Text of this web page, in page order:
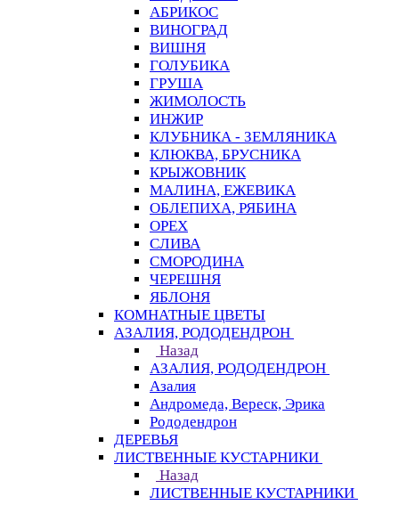
АБРИКОС
ВИНОГРАД
ВИШНЯ
ГОЛУБИКА
ГРУША
ЖИМОЛОСТЬ
ИНЖИР
КЛУБНИКА - ЗЕМЛЯНИКА
КЛЮКВА, БРУСНИКА
КРЫЖОВНИК
МАЛИНА, ЕЖЕВИКА
ОБЛЕПИХА, РЯБИНА
ОРЕХ
СЛИВА
СМОРОДИНА
ЧЕРЕШНЯ
ЯБЛОНЯ
КОМНАТНЫЕ ЦВЕТЫ
АЗАЛИЯ, РОДОДЕНДРОН
Назад
АЗАЛИЯ, РОДОДЕНДРОН
Азалия
Андромеда, Вереск, Эрика
Рододендрон
ДЕРЕВЬЯ
ЛИСТВЕННЫЕ КУСТАРНИКИ
Назад
ЛИСТВЕННЫЕ КУСТАРНИКИ